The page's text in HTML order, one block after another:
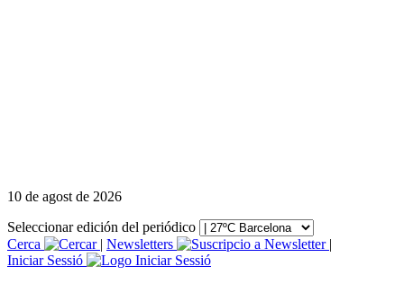
10 de agost de 2026
Seleccionar edición del periódico
Cerca
| Newsletters
|
Iniciar Sessió